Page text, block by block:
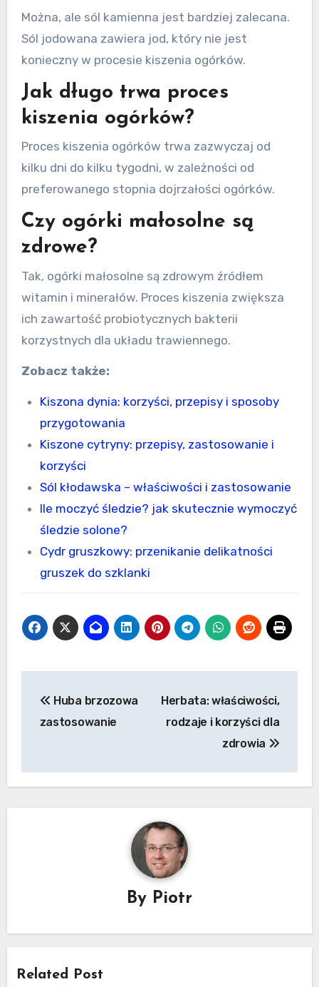
Można, ale sól kamienna jest bardziej zalecana.
Sól jodowana zawiera jod, który nie jest
konieczny w procesie kiszenia ogórków.
Jak długo trwa proces
kiszenia ogórków?
Proces kiszenia ogórków trwa zazwyczaj od
kilku dni do kilku tygodni, w zależności od
preferowanego stopnia dojrzałości ogórków.
Czy ogórki małosolne są
zdrowe?
Tak, ogórki małosolne są zdrowym źródłem
witamin i minerałów. Proces kiszenia zwiększa
ich zawartość probiotycznych bakterii
korzystnych dla układu trawiennego.
Zobacz także:
Kiszona dynia: korzyści, przepisy i sposoby
przygotowania
Kiszone cytryny: przepisy, zastosowanie i
korzyści
Sól kłodawska – właściwości i zastosowanie
Ile moczyć śledzie? jak skutecznie wymoczyć
śledzie solone?
Cydr gruszkowy: przenikanie delikatności
gruszek do szklanki
wpisu
Huba brzozowa
zastosowanie
Herbata: właściwości,
rodzaje i korzyści dla
zdrowia
By Piotr
Related Post